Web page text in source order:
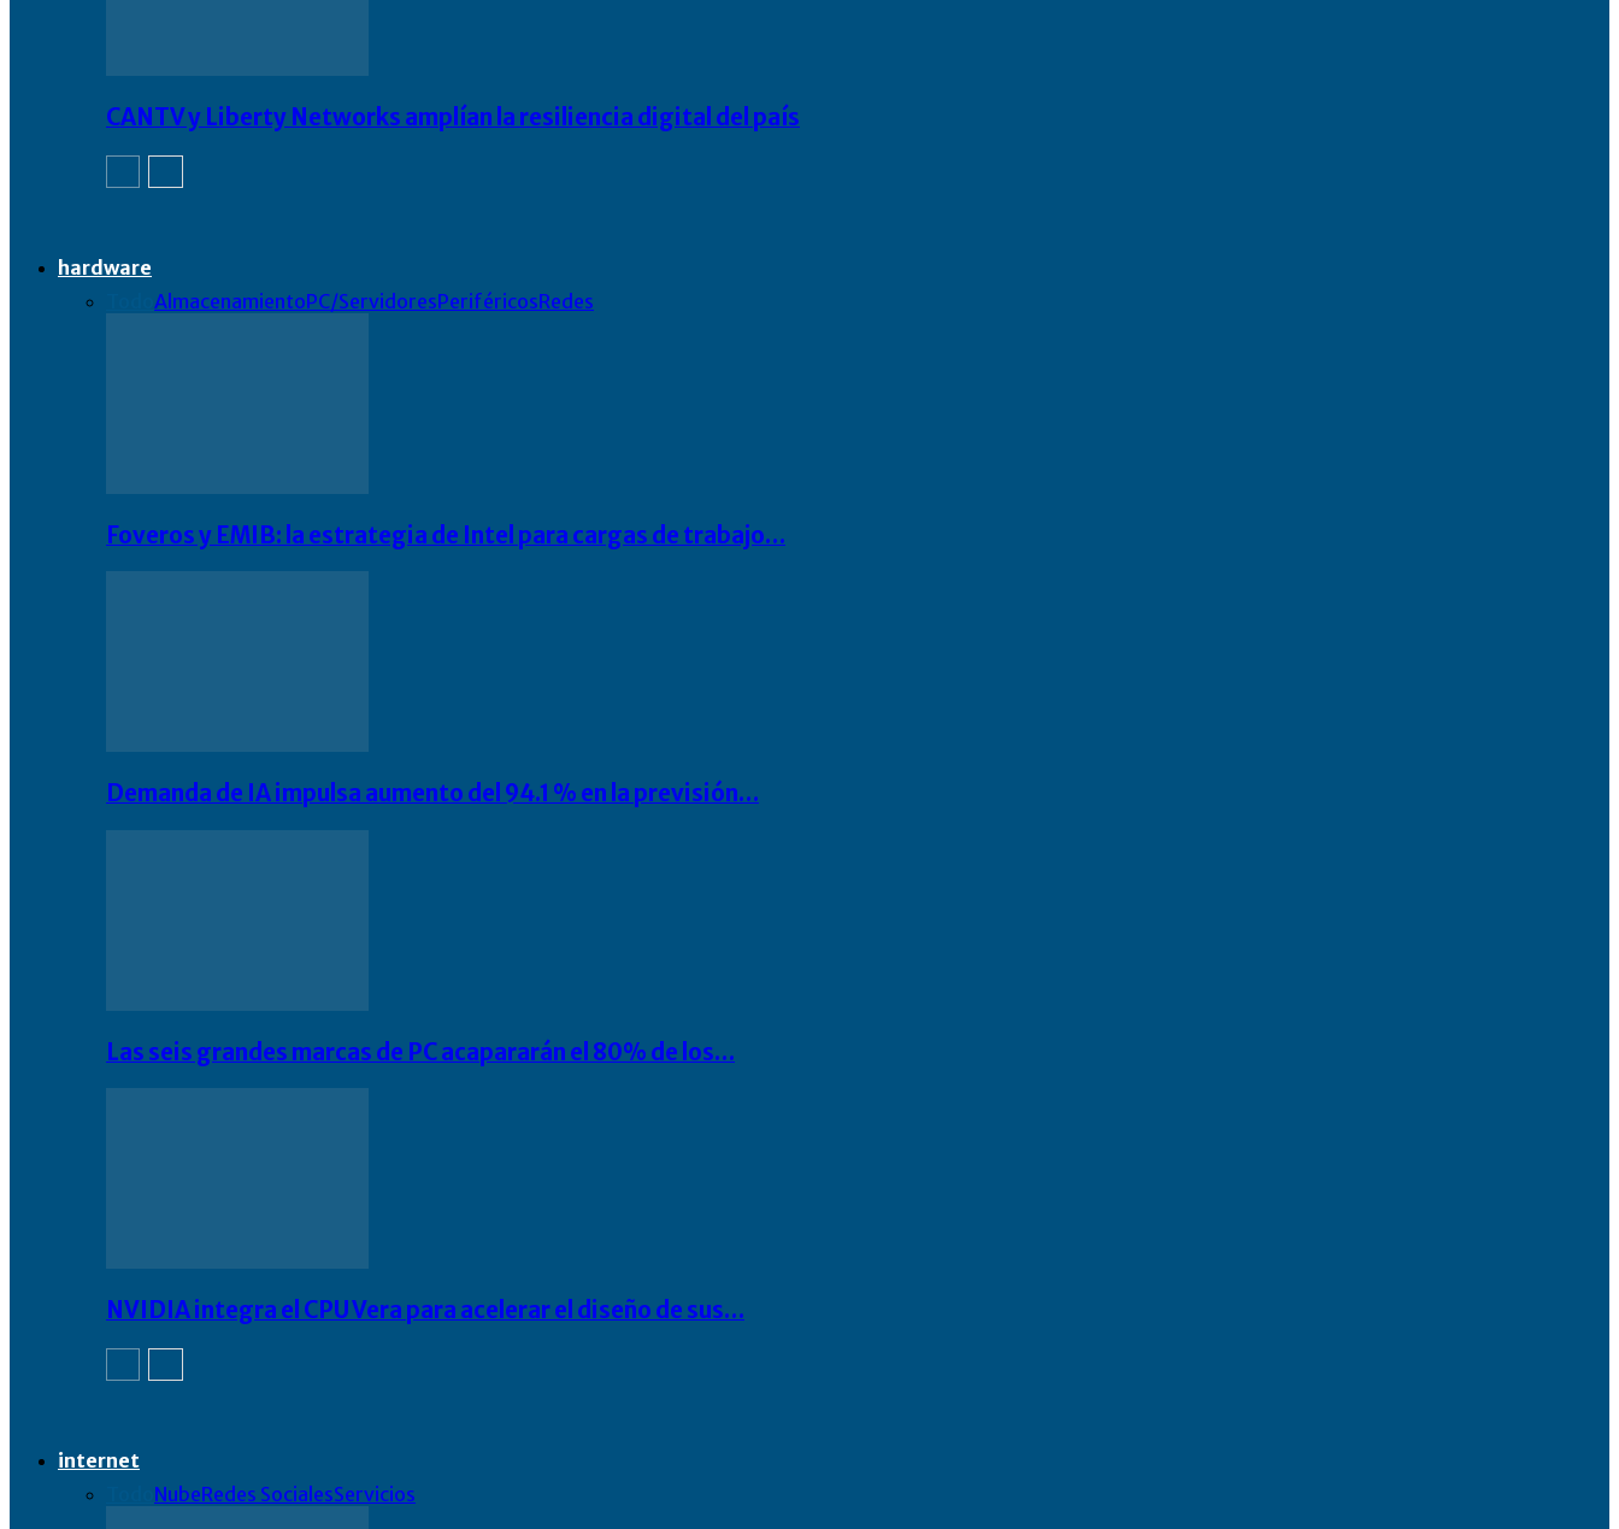
CANTV y Liberty Networks amplían la resiliencia digital del país
hardware
AlmacenamientoPC/ServidoresPeriféricosRedes
Foveros y EMIB: la estrategia de Intel para cargas de trabajo…
Demanda de IA impulsa aumento del 94.1 % en la previsión…
Las seis grandes marcas de PC acapararán el 80% de los…
NVIDIA integra el CPU Vera para acelerar el diseño de sus…
internet
NubeRedes SocialesServicios